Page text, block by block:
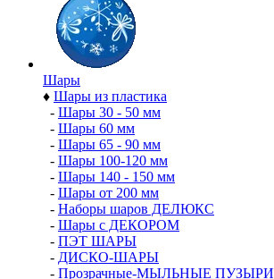
Шары
♦ Шары из пластика
- Шары 30 - 50 мм
- Шары 60 мм
- Шары 65 - 90 мм
- Шары 100-120 мм
- Шары 140 - 150 мм
- Шары от 200 мм
- Наборы шаров ДЕЛЮКС
- Шары с ДЕКОРОМ
- ПЭТ ШАРЫ
- ДИСКО-ШАРЫ
- Прозрачные-МЫЛЬНЫЕ ПУЗЫРИ